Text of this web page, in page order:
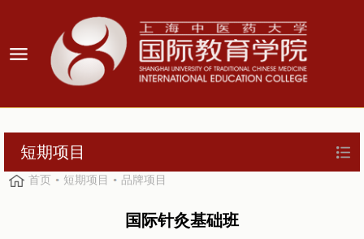
短期项目
首页 短期项目 品牌项目
国际针灸基础班